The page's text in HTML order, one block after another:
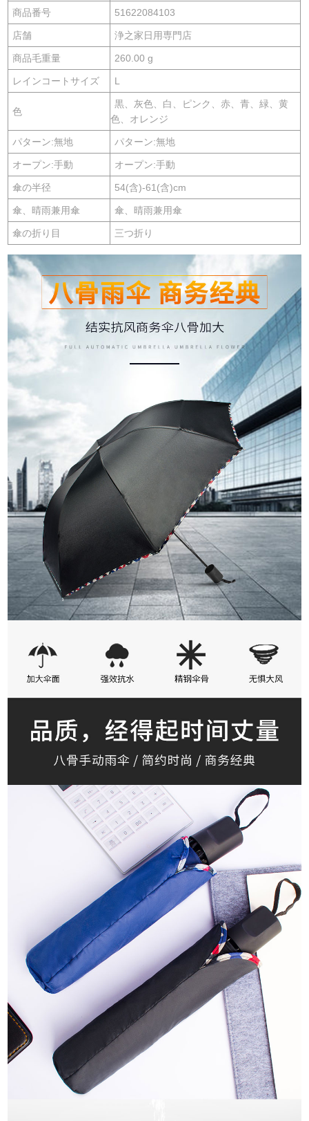
商品番号 51622084103
店舗 浄之家日用専門店
商品毛重量 260.00 g
レインコートサイズ L
色
黒、灰色、白、ピンク、赤、青、緑、黄
色、オレンジ
パターン:無地 パターン:無地
オープン:手動 オープン:手動
傘の半径 54(含)-61(含)cm
傘、晴雨兼用傘 傘、晴雨兼用傘
傘の折り目 三つ折り